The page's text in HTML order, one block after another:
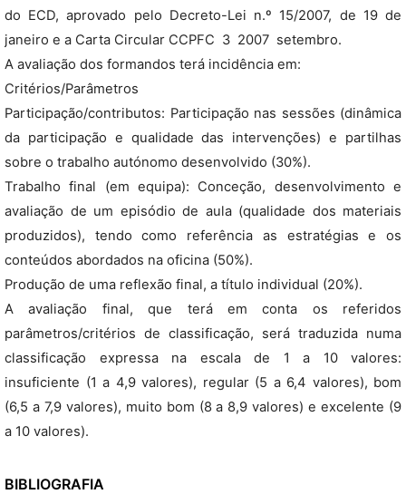
do ECD, aprovado pelo Decreto-Lei n.º 15/2007, de 19 de
janeiro e a Carta Circular CCPFC  3  2007  setembro.
A avaliação dos formandos terá incidência em:
Critérios/Parâmetros
Participação/contributos: Participação nas sessões (dinâmica
da participação e qualidade das intervenções) e partilhas
sobre o trabalho autónomo desenvolvido (30%).
Trabalho final (em equipa): Conceção, desenvolvimento e
avaliação de um episódio de aula (qualidade dos materiais
produzidos), tendo como referência as estratégias e os
conteúdos abordados na oficina (50%).
Produção de uma reflexão final, a título individual (20%).
A avaliação final, que terá em conta os referidos
parâmetros/critérios de classificação, será traduzida numa
classificação expressa na escala de 1 a 10 valores:
insuficiente (1 a 4,9 valores), regular (5 a 6,4 valores), bom
(6,5 a 7,9 valores), muito bom (8 a 8,9 valores) e excelente (9
a 10 valores).
BIBLIOGRAFIA